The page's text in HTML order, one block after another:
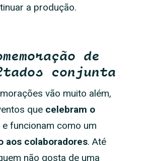
a produção.
de
conjunta
vão muito além,
que celebram o
e funcionam como um
aos colaboradores. Até
não gosta de uma